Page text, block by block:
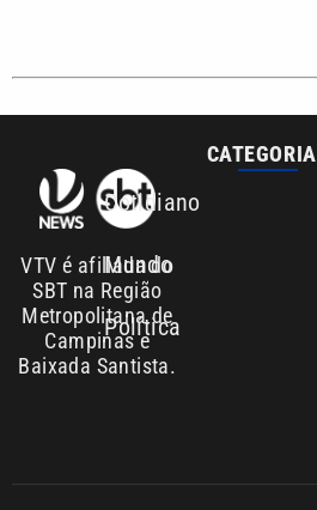
Anuncie agora com
Área de cobertura que a VTV
Entre em contato com
Copyright © 2026. Todos os direitos
reservados | Empresa de Comunicação PRM